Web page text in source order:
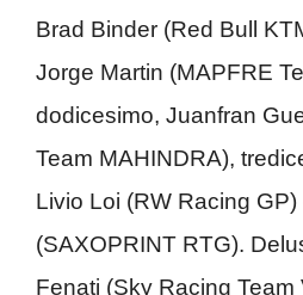
Brad Binder (Red Bull
Jorge Martin (MAPFRE
dodicesimo, Juanfran
Team MAHINDRA),
Livio Loi (RW Racing
(SAXOPRINT RTG).
Fenati (Sky Racing